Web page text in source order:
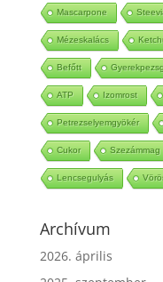
Mascarpone
Mézeskalács
Befőtt
ATP Izomrost
Petrezselyemgyökér
Cukor Szezámmag
Lencsegulyás
Archívum
2026. április